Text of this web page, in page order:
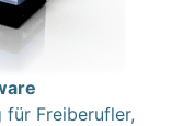
für Freiberufler,